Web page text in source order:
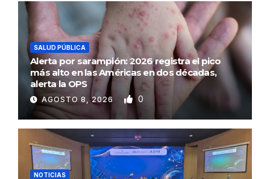
SALUD PÚBLICA
Alerta por sarampión: 2026 registra el pico
más alto en las Américas en dos décadas,
alerta la OPS
AGOSTO 8, 2026 0
NOTICIAS